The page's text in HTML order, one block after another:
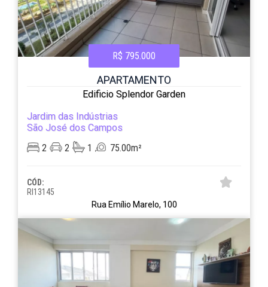
R$ 795.000
APARTAMENTO
Edificio Splendor Garden
Jardim das Indústrias
São José dos Campos
2
2 1 75.00m²
CÓD:
RI13145
Rua Emílio Marelo, 100